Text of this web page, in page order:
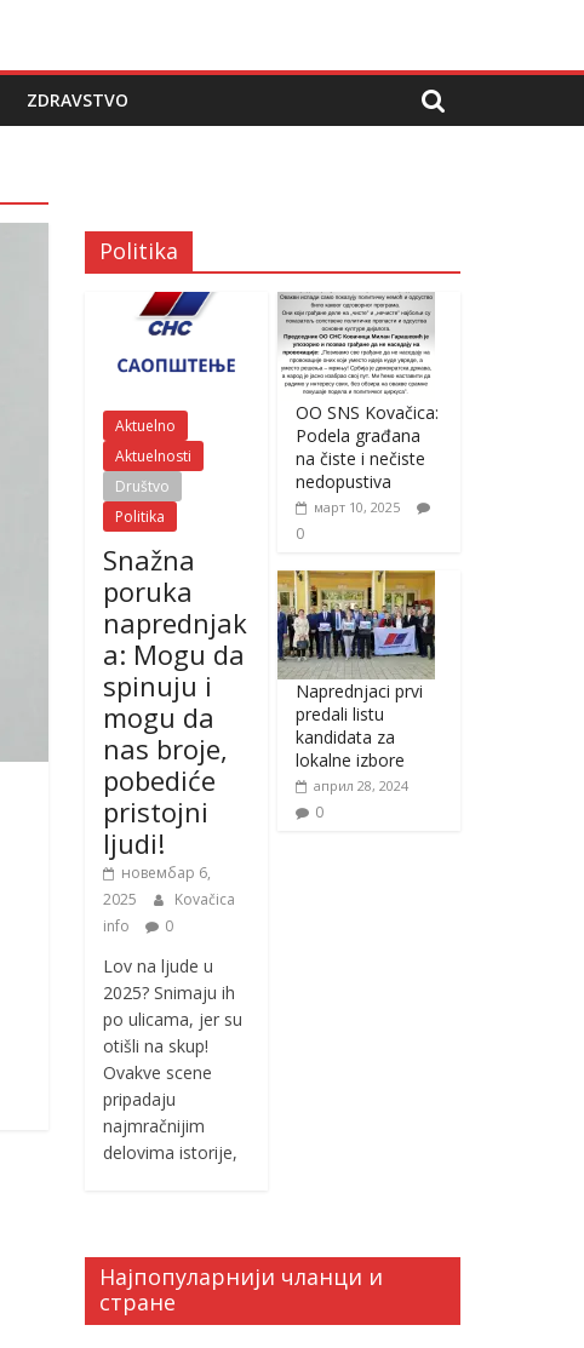
ZDRAVSTVO
Politika
Aktuelno
Aktuelnosti
Društvo
Politika
Snažna
poruka
naprednjak
a: Mogu da
spinuju i
mogu da
nas broje,
pobediće
pristojni
ljudi!
новембар 6,
2025
Kovačica
info
0
Lov na ljude u
2025? Snimaju ih
po ulicama, jer su
otišli na skup!
Ovakve scene
pripadaju
najmračnijim
delovima istorije,
OO SNS Kovačica:
Podela građana
na čiste i nečiste
nedopustiva
март 10, 2025
0
Naprednjaci prvi
predali listu
kandidata za
lokalne izbore
април 28, 2024
0
Најпопуларнији чланци и
стране